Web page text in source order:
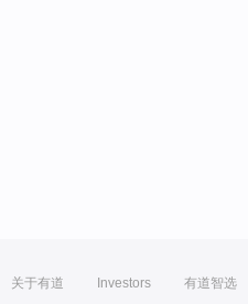
关于有道 Investors 有道智选